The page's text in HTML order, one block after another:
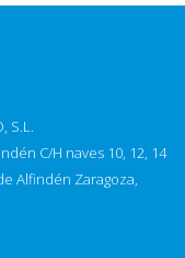
S.L.
C/H naves 10, 12, 14
Alfindén Zaragoza,